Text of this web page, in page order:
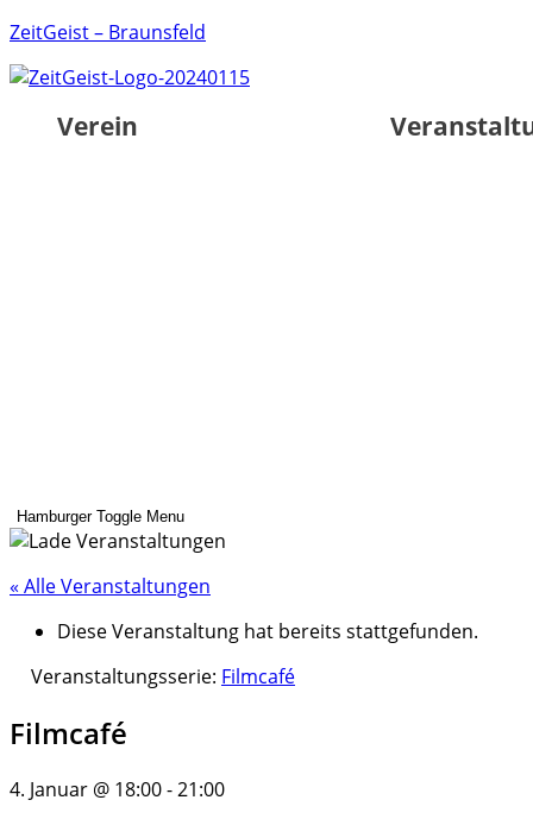
ZeitGeist – Braunsfeld
Verein
Hamburger Toggle Menu
« Alle Veranstaltungen
Diese Veranstaltung hat bereits stattgefunden.
Veranstaltungsserie: Filmcafé
Filmcafé
4. Januar @ 18:00-21:00